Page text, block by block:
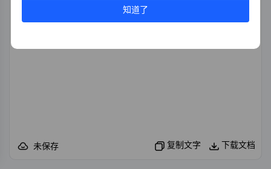
未保存 复制文字 下载文档
知道了